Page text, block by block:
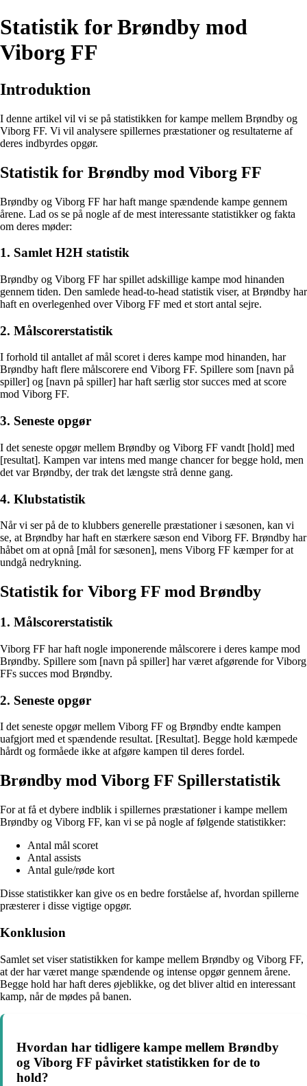
Statistik for Brøndby mod
Viborg FF
Introduktion
I denne artikel vil vi se på statistikken for kampe mellem Brøndby og
Viborg FF. Vi vil analysere spillernes præstationer og resultaterne af
deres indbyrdes opgør.
Statistik for Brøndby mod Viborg FF
Brøndby og Viborg FF har haft mange spændende kampe gennem
årene. Lad os se på nogle af de mest interessante statistikker og fakta
om deres møder:
1. Samlet H2H statistik
Brøndby og Viborg FF har spillet adskillige kampe mod hinanden
gennem tiden. Den samlede head-to-head statistik viser, at Brøndby har
haft en overlegenhed over Viborg FF med et stort antal sejre.
2. Målscorerstatistik
I forhold til antallet af mål scoret i deres kampe mod hinanden, har
Brøndby haft flere målscorere end Viborg FF. Spillere som [navn på
spiller] og [navn på spiller] har haft særlig stor succes med at score
mod Viborg FF.
3. Seneste opgør
I det seneste opgør mellem Brøndby og Viborg FF vandt [hold] med
[resultat]. Kampen var intens med mange chancer for begge hold, men
det var Brøndby, der trak det længste strå denne gang.
4. Klubstatistik
Når vi ser på de to klubbers generelle præstationer i sæsonen, kan vi
se, at Brøndby har haft en stærkere sæson end Viborg FF. Brøndby har
håbet om at opnå [mål for sæsonen], mens Viborg FF kæmper for at
undgå nedrykning.
Statistik for Viborg FF mod Brøndby
1. Målscorerstatistik
Viborg FF har haft nogle imponerende målscorere i deres kampe mod
Brøndby. Spillere som [navn på spiller] har været afgørende for Viborg
FFs succes mod Brøndby.
2. Seneste opgør
I det seneste opgør mellem Viborg FF og Brøndby endte kampen
uafgjort med et spændende resultat. [Resultat]. Begge hold kæmpede
hårdt og formåede ikke at afgøre kampen til deres fordel.
Brøndby mod Viborg FF Spillerstatistik
For at få et dybere indblik i spillernes præstationer i kampe mellem
Brøndby og Viborg FF, kan vi se på nogle af følgende statistikker:
Antal mål scoret
Antal assists
Antal gule/røde kort
Disse statistikker kan give os en bedre forståelse af, hvordan spillerne
præsterer i disse vigtige opgør.
Konklusion
Samlet set viser statistikken for kampe mellem Brøndby og Viborg FF,
at der har været mange spændende og intense opgør gennem årene.
Begge hold har haft deres øjeblikke, og det bliver altid en interessant
kamp, når de mødes på banen.
Hvordan har tidligere kampe mellem Brøndby
og Viborg FF påvirket statistikken for de to
hold?